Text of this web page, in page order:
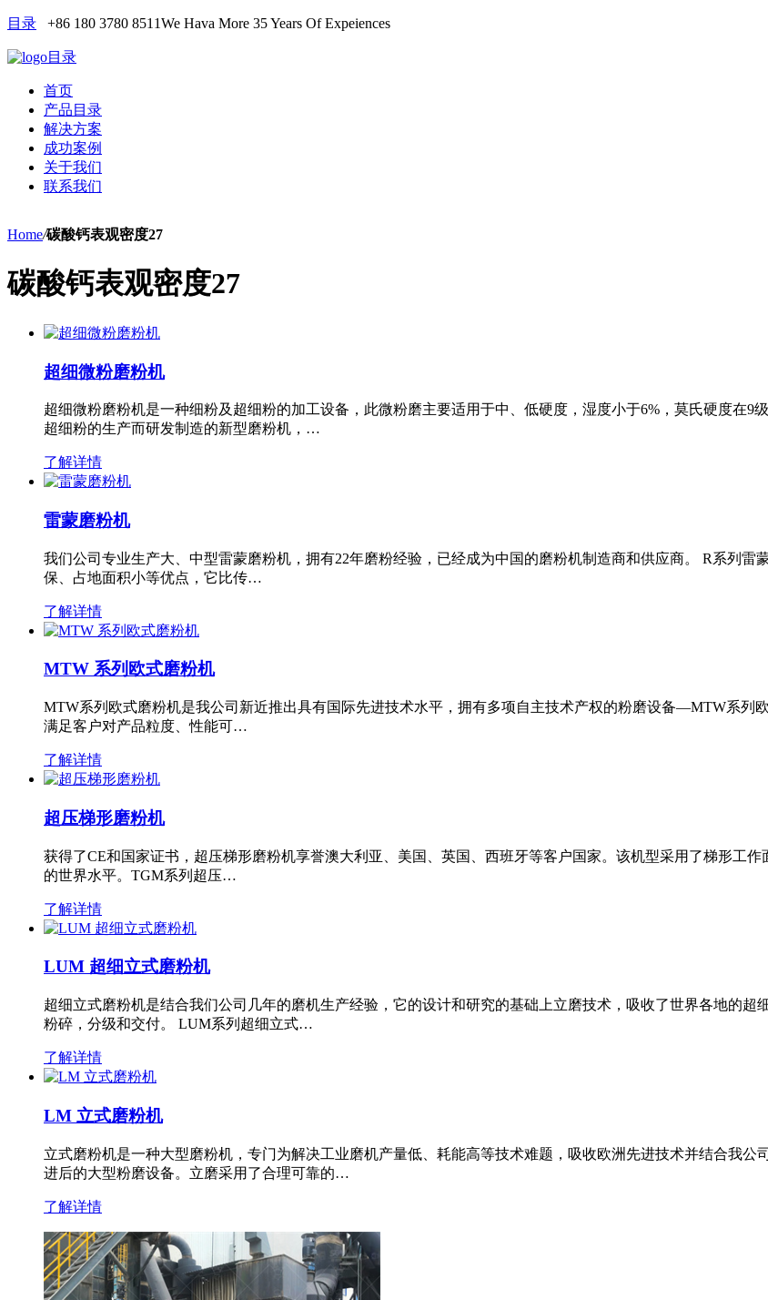
目录 +86 180 3780 8511We Hava More 35 Years Of Expeiences
目录
首页
产品目录
解决方案
成功案例
关于我们
联系我们
Home/碳酸钙表观密度27
碳酸钙表观密度27
超细微粉磨粉机
超细微粉磨粉机是一种细粉及超细粉的加工设备，此微粉磨主要适用于中、低硬度，湿度小于6%，莫氏硬度在9
超细粉的生产而研发制造的新型磨粉机，…
了解详情
雷蒙磨粉机
我们公司专业生产大、中型雷蒙磨粉机，拥有22年磨粉经验，已经成为中国的磨粉机制造商和供应商。 R系列
保、占地面积小等优点，它比传…
了解详情
MTW 系列欧式磨粉机
MTW系列欧式磨粉机是我公司新近推出具有国际先进技术水平，拥有多项自主技术产权的粉磨设备—MTW系列
满足客户对产品粒度、性能可…
了解详情
超压梯形磨粉机
获得了CE和国家证书，超压梯形磨粉机享誉澳大利亚、美国、英国、西班牙等客户国家。该机型采用了梯形工
的世界水平。TGM系列超压…
了解详情
LUM 超细立式磨粉机
超细立式磨粉机是结合我们公司几年的磨机生产经验，它的设计和研究的基础上立磨技术，吸收了世界各地的
粉碎，分级和交付。 LUM系列超细立式…
了解详情
LM 立式磨粉机
立式磨粉机是一种大型磨粉机，专门为解决工业磨机产量低、耗能高等技术难题，吸收欧洲先进技术并结合我
进后的大型粉磨设备。立磨采用了合理可靠的…
了解详情